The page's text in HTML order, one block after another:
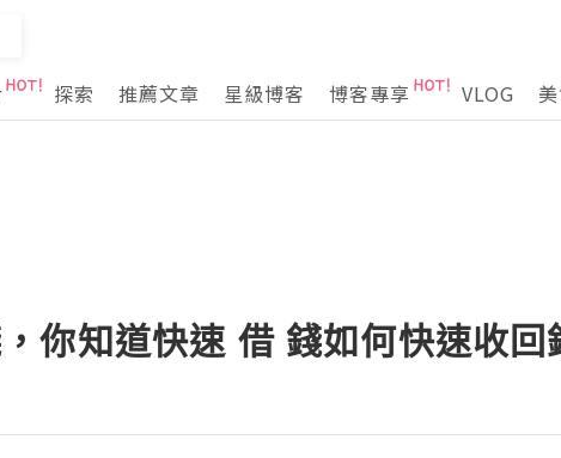
探索 推薦文章 星級博客 博客專享 VLOG
你知道快速 借 錢如何快速收回